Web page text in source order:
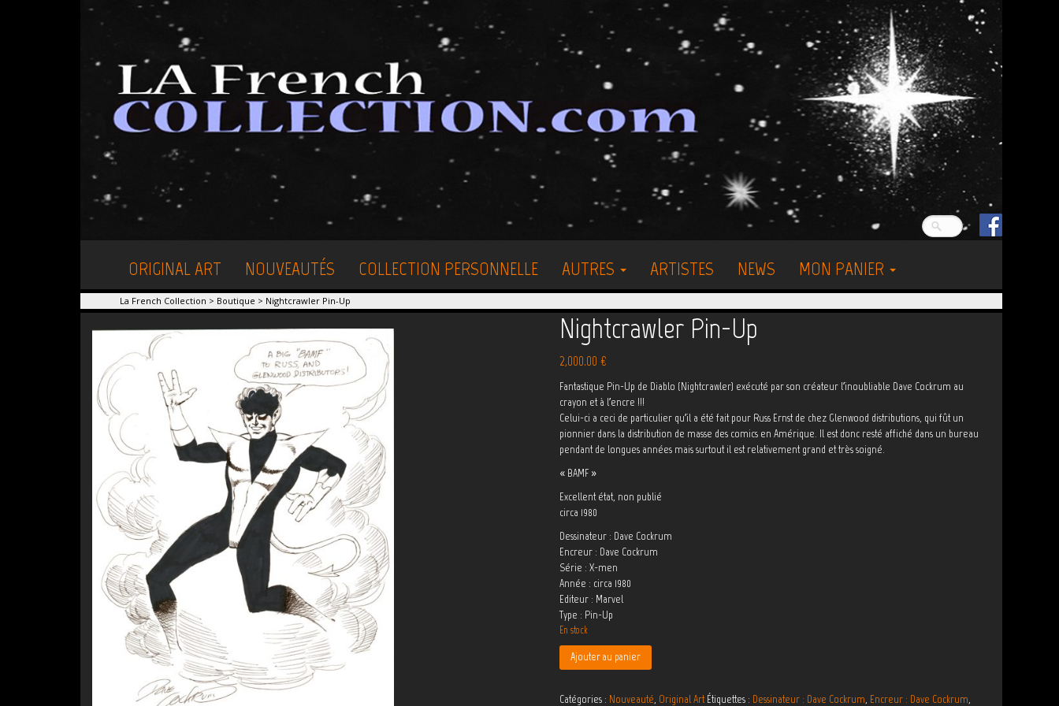
ORIGINAL ART NOUVEAUTÉS COLLECTION PERSONNELLE AUTRES ARTISTES NEWS MON PANIER
La French Collection > Boutique > Nightcrawler Pin-Up
Nightcrawler Pin-Up
2,000.00 €
Fantastique Pin-Up de Diablo (Nightcrawler) exécuté par son créateur l’inoubliable Dave Cockrum au
crayon et à l’encre !!!
Celui-ci a ceci de particulier qu’il a été fait pour Russ Ernst de chez Glenwood distributions, qui fût un
pionnier dans la distribution de masse des comics en Amérique. Il est donc resté affiché dans un bureau
pendant de longues années mais surtout il est relativement grand et très soigné.
« BAMF »
Excellent état, non publié
circa 1980
Dessinateur Dave Cockrum
Encreur Dave Cockrum
Série X-men
Année
circa 1980
Editeur Marvel
Type
Pin-Up
En stock
Ajouter au panier
Catégories : Nouveauté, Original Art Étiquettes : Dessinateur : Dave Cockrum, Encreur : Dave Cockrum,